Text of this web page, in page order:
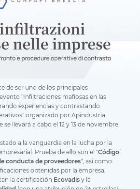
de ser uno de los principales
"Infiltraciones mafiosas en las
experiencias y contrastando
organizado por Apindustria
se llevará a cabo el 12 y 13 de noviembre.
a la vanguardia en la lucha por la
Prueba de ello son el "Código
conducta de proveedores", así como
obtenidas por la empresa,
la certificación Ecovadis y la